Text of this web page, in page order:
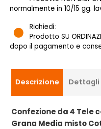
normalmente in 10/15 gg.
Richiedi:
Prodotto SU
dopo il pagamento e
Descrizione
Confezione da 4 Tele
Grana Media misto